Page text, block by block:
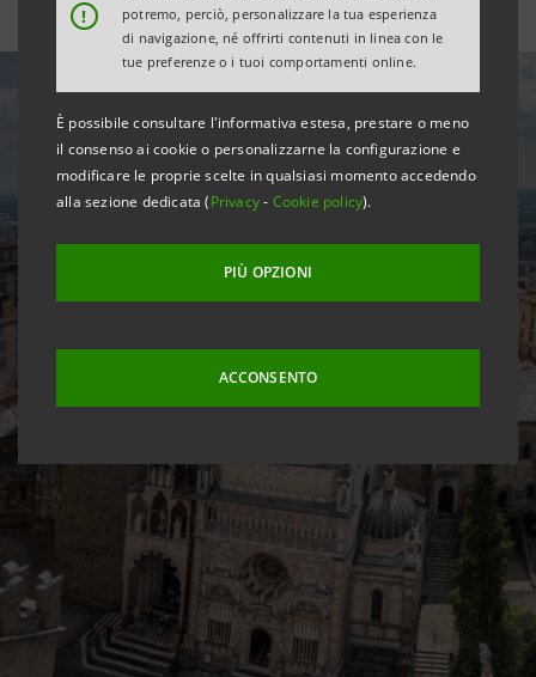
!
potremo, perciò, personalizzare la tua esperienza
di navigazione, né offrirti contenuti in linea con le
tue preferenze o i tuoi comportamenti online.
È possibile consultare l'informativa estesa, prestare o meno
il consenso ai cookie o personalizzarne la configurazione e
modificare le proprie scelte in qualsiasi momento accedendo
alla sezione dedicata (Privacy- Cookie policy).
PIÙ OPZIONI
ACCONSENTO